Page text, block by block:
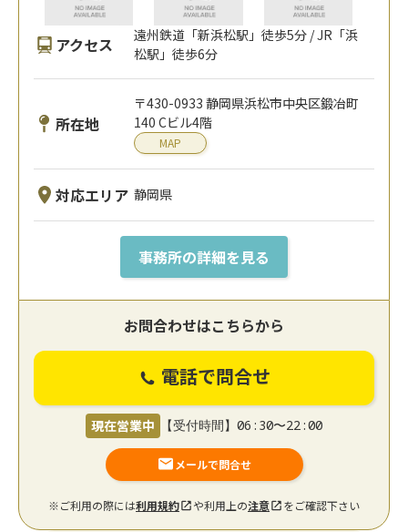
アクセス
遠州鉄道「新浜松駅」徒歩5分 / JR「浜
松駅」徒歩6分
所在地
〒430-0933 静岡県浜松市中央区鍛冶町
140 Cビル4階
MAP
対応エリア 静岡県
事務所の詳細を見る
お問合わせはこちらから
電話で問合せ
現在営業中 【受付時間】06:30〜22:00
メールで問合せ
※ご利用の際には利用規約 や利用上の注意 をご確認下さい